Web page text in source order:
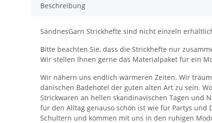
Beschreibung
SandnesGarn Strickhefte sind nicht einzeln
Bitte beachten Sie, dass die Strickhefte nur
Wir stellen Ihnen gerne das Materialpaket für ein
Wir nähern uns endlich wärmeren Zeiten. Wir
dänischen Badehotel der guten alten Art zu sein.
Strickwaren an hellen skandinavischen Tagen und
für den Alltag genauso schön ist wie für Partys und
Schultern und kommen mit uns in den ruhigen